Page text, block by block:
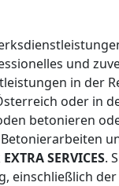
und
in der
oder in
betonieren
EXTRA SERVICES.
einschließlich